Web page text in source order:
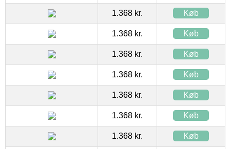
1.368 kr. Køb
1.368 kr. Køb
1.368 kr. Køb
1.368 kr. Køb
1.368 kr. Køb
1.368 kr. Køb
1.368 kr. Køb